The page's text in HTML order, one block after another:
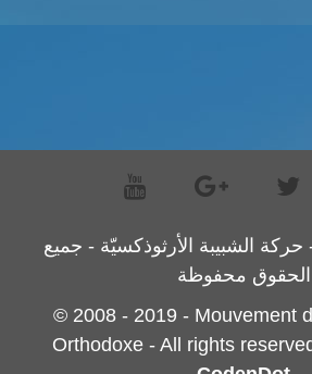
2008 - 2019 - حركة الشبيبة الأرثوذكسيّة - جميع
الحقوق محفوظة
© 2008 - 2019 - Mouvement
Orthodoxe - All rights